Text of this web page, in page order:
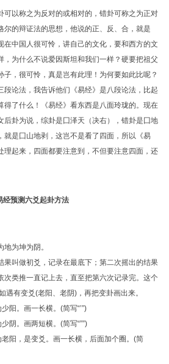
以称之为反对的或相对的，错卦可称之为正对
尔的辩证法的思想，他说的正、反、合，就是
在中国人很可怜，讲自己的文化，要和西方的文
，为什么不说爱因斯坦和我们一样？硬要把祖父
，很可怜，真是岂有此理！为何要如此比呢？
段论法，我告诉他们《易经》是八段论法，比起
得了什么！《易经》看东西是八面玲珑的。现在
后卦为说，综卦是囗泽天（决右），错卦是囗地
就是囗山地剥，这岂不是看了四面，所以《易
理起来，四面都要注意到，不但要注意四面，还
经预测六爻起卦方法
为坤为阴。
果叫做初爻，记录在最底下；第二次摇出的结果
次类推一直记上去，直至把第六次记录完。这个
遇有变爻(老阳、老阴)，再把变卦画出来。
阳。画一长横。(简写“’”)
阴。画两短横。(简写“””)
老阳，是变爻。画一长横，后面加个圈。(简